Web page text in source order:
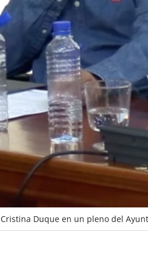
Cristina Duque en un pleno del